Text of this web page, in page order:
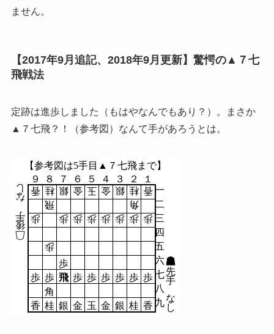
ません。
【2017年9月追記、2018年9月更新】驚愕の▲７七
飛戦法
定跡は進歩しました（もはやなんでもあり？）。まさか
▲７七飛？！（参考図）なんて手があろうとは。
【参考図は5手目▲７七飛まで】
９
一
８
二
７
三
６
四
５
五
４
六
３
七
２
八
１
九
香 桂 銀 金 玉 金 銀 桂 香
飛
角
歩
歩 歩 歩 歩 歩 歩 歩
歩
歩
歩 歩 飛 歩 歩 歩 歩 歩 歩
角
香 桂 銀 金 玉 金 銀 桂 香 し
な
手
先
し
な
手
後